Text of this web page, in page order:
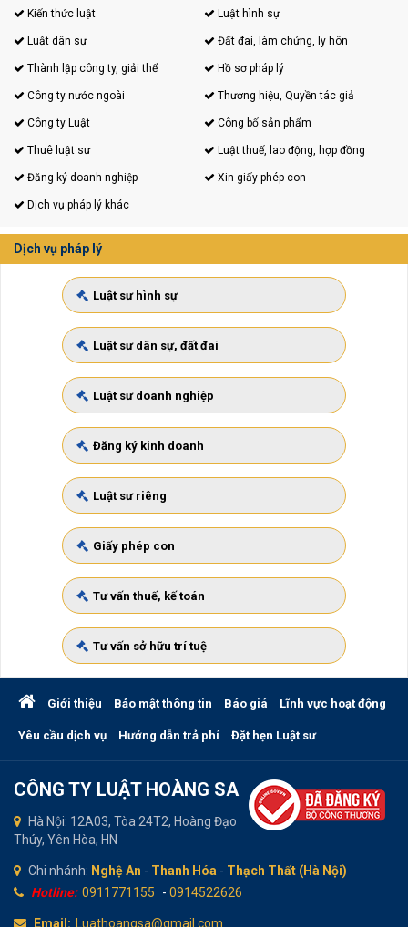
Kiến thức luật Luật hình sự
Luật dân sự Đất đai, làm chứng, ly hôn
Thành lập công ty, giải thể Hồ sơ pháp lý
Công ty nước ngoài Thương hiệu, Quyền tác giả
Công ty Luật Công bố sản phẩm
Thuê luật sư Luật thuế, lao động, hợp đồng
Đăng ký doanh nghiệp Xin giấy phép con
Dịch vụ pháp lý khác
Dịch vụ pháp lý
Luật sư hình sự
Luật sư dân sự, đất đai
Luật sư doanh nghiệp
Đăng ký kinh doanh
Luật sư riêng
Giấy phép con
Tư vấn thuế, kế toán
Tư vấn sở hữu trí tuệ
Giới thiệu Bảo mật thông tin Báo giá Lĩnh vực hoạt động
Yêu cầu dịch vụ Hướng dẫn trả phí Đặt hẹn Luật sư
CÔNG TY LUẬT HOÀNG SA
Hà Nội: 12A03, Tòa 24T2, Hoàng Đạo
Thúy, Yên Hòa, HN
Chi nhánh: Nghệ An - Thanh Hóa - Thạch Thất (Hà Nội)
Hotline: 0911771155 - 0914522626
Email: Luathoangsa@gmail.com